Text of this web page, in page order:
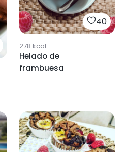
40
278 kcal
Helado de
frambuesa